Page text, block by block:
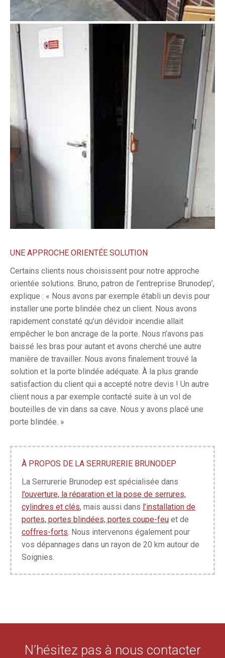
UNE APPROCHE ORIENTÉE SOLUTION
Certains clients nous choisissent pour notre approche
orientée solutions. Bruno, patron de l’entreprise Brunodep’,
explique : « Nous avons par exemple établi un devis pour
installer une porte blindée chez un client. Nous avons
rapidement constaté qu’un dévidoir incendie allait
empêcher le bon ancrage de la porte. Nous n’avons pas
baissé les bras pour autant et avons cherché une autre
manière de travailler. Nous avons finalement trouvé la
solution et la porte blindée adéquate. À la plus grande
satisfaction du client qui a accepté notre devis ! Un autre
client nous a par exemple contacté suite à un vol de
bouteilles de vin dans sa cave. Nous y avons placé une
porte blindée. »
À PROPOS DE LA SERRURERIE BRUNODEP
La Serrurerie Brunodep est spécialisée dans
l’ouverture, la réparation et la pose de serrures,
cylindres et clés, mais aussi dans l’installation de
portes, portes blindées, portes coupe-feu et de
coffres-forts. Nous intervenons également pour
vos dépannages dans un rayon de 20 km autour de
Soignies.
N’hésitez pas à nous contacter